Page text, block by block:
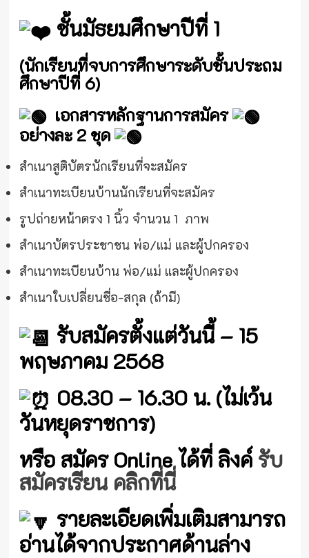
ชั้นมัธยมศึกษาปีที่ 1
(นักเรียนที่จบการศึกษาระดับชั้นประถม
ศึกษาปีที่ 6)
เอกสารหลักฐานการสมัคร
อย่างละ 2 ชุด
สำเนาสูติบัตรนักเรียนที่จะสมัคร
สำเนาทะเบียนบ้านนักเรียนที่จะสมัคร
รูปถ่ายหน้าตรง 1 นิ้ว จำนวน 1 ภาพ
สำเนาบัตรประชาชน พ่อ/แม่ และผู้ปกครอง
สำเนาทะเบียนบ้าน พ่อ/แม่ และผู้ปกครอง
สำเนาใบเปลี่ยนชื่อ-สกุล (ถ้ามี)
รับสมัครตั้งแต่วันนี้ – 15
พฤษภาคม 2568
08.30 – 16.30 น. (ไม่เว้น
วันหยุดราชการ)
หรือ สมัคร Online ได้ที่ ลิงค์ รับ
สมัครเรียน คลิกที่นี่
รายละเอียดเพิ่มเติมสามารถ
อ่านได้จากประกาศด้านล่าง